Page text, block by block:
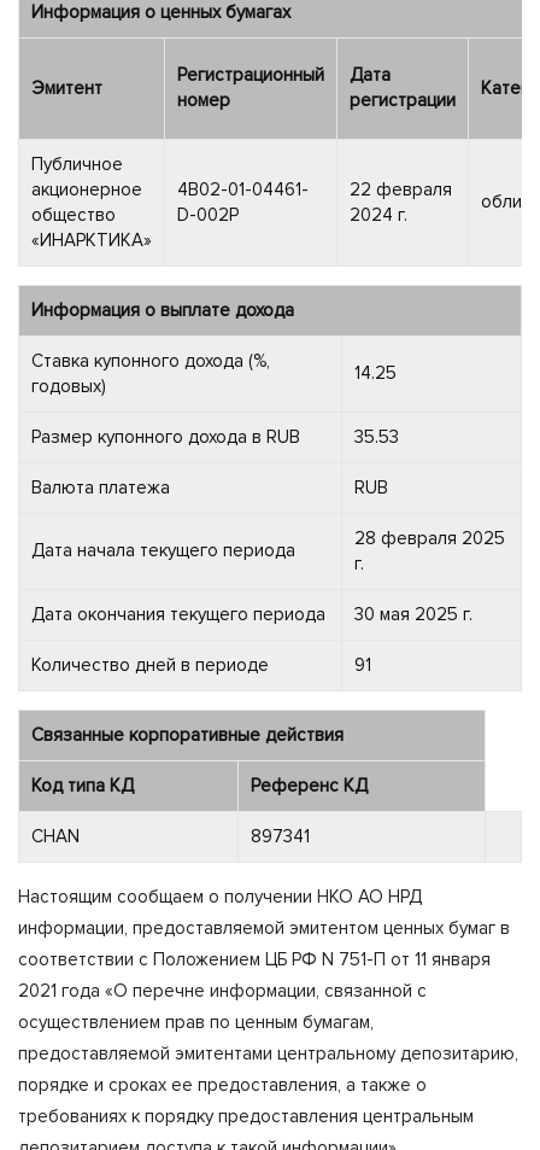
Информация о ценных бумагах
Эмитент
Регистрационный
номер
Дата
регистрации
Публичное
акционерное
общество
«ИНАРКТИКА»
4B02-01-04461-
D-002P
22 февраля
2024 г.
Информация о выплате дохода
Ставка купонного дохода (%,
годовых)
14.25
Размер купонного дохода в RUB 35.53
Валюта платежа RUB
Дата начала текущего периода
28 февраля 2025
г.
Дата окончания текущего периода 30 мая 2025 г.
Количество дней в периоде 91
Связанные корпоративные действия
Код типа КД Референс КД
CHAN 897341
Настоящим сообщаем о получении НКО АО НРД
информации, предоставляемой эмитентом ценных бумаг в
соответствии с Положением ЦБ РФ N 751-П от 11 января
2021 года «О перечне информации, связанной с
осуществлением прав по ценным бумагам,
предоставляемой эмитентами центральному депозитарию,
порядке и сроках ее предоставления, а также о
требованиях к порядку предоставления центральным